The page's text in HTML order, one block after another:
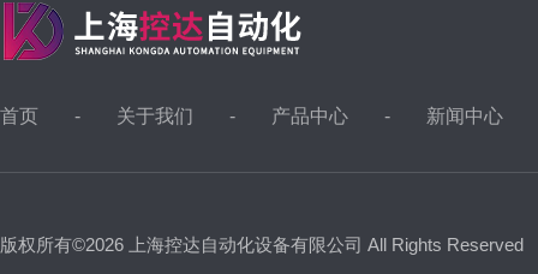
首页 关于我们 产品中心 新闻中心
版权所有©2026 上海控达自动化设备有限公司 All Rights Reserved